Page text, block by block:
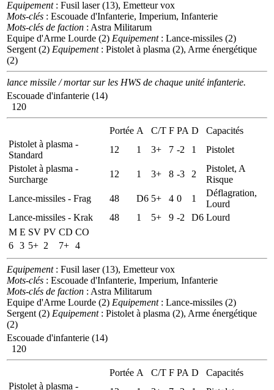
Equipement: Fusil laser (13), Emetteur vox
Mots-clés : Escouade d'Infanterie, Imperium, Infanterie
Mots-clés de faction : Astra Militarum
Equipe d'Arme Lourde (2) Equipement: Lance-missiles (2)
Sergent (2) Equipement: Pistolet à plasma (2), Arme énergétique
(2)
lance missile / mortar sur les HWS de chaque unité infanterie.
Escouade d'infanterie (14)
120
Portée A C/T F PA D
Capacités
Pistolet à plasma -
Standard
12 1 3+ 7 -2 1
Pistolet
Pistolet à plasma -
Surcharge
12 1 3+ 8 -3 2
Pistolet, A
Risque
Lance-missiles - Frag
48 D6 5+ 4 0 1
Déflagration,
Lourd
Lance-missiles - Krak
48 1 5+ 9 -2 D6 Lourd
M E SV PV CD CO
6 3 5+ 2 7+ 4
Equipement: Fusil laser (13), Emetteur vox
Mots-clés : Escouade d'Infanterie, Imperium, Infanterie
Mots-clés de faction : Astra Militarum
Equipe d'Arme Lourde (2) Equipement: Lance-missiles (2)
Sergent (2) Equipement: Pistolet à plasma (2), Arme énergétique
(2)
Escouade d'infanterie (14)
120
Portée A C/T F PA D
Capacités
Pistolet à plasma -